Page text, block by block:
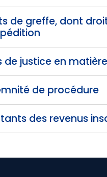
de greffe, dont
de justice en
de procédure
des revenus